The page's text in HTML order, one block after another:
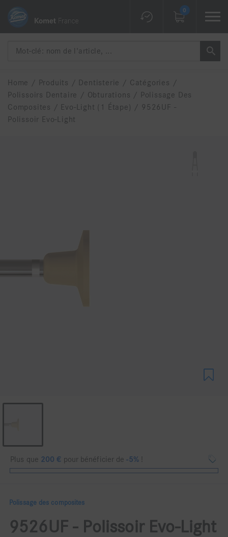
0
Home / Produits / Dentisterie / Catégories
/
Polissoirs Dentaire
/ Obturations /
Polissage Des
Composites
/ Evo-Light (1 Étape) / 9526UF -
Polissoir Evo-Light
Plus que 200 € pour bénéficier de-5%!
Polissage des composites
9526UF - Polissoir Evo-Light